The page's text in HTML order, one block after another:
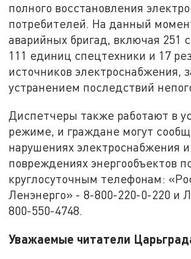
полного восстановления
потребителей. На данный
аварийных бригад, включая 251
111 единиц спецтехники и 17
источников электроснабжения,
устранением последствий
Диспетчеры также работают в
режиме, и граждане могут
нарушениях электроснабжения и
повреждениях энергообъектов
круглосуточным телефонам:
Ленэнерго» - 8-800-220-0-220 и
800-550-4748.
Уважаемые читатели